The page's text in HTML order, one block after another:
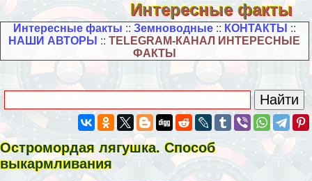
Интересные факты
Интересные факты :: Земноводные:: КОНТАКТЫ ::
НАШИ АВТОРЫ ::TELEGRAM-КАНАЛ ИНТЕРЕСНЫЕ
ФАКТЫ
Остромордая лягушка. Способ
выкармливания